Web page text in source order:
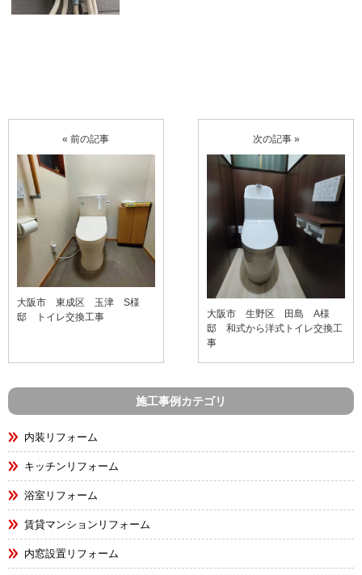
« 前の記事
大阪市 東成区 玉津 S様
邸 トイレ交換工事
次の記事 »
大阪市 生野区 田島 A様
邸 和式から洋式トイレ交換工
事
施工事例カテゴリ
内装リフォーム
キッチンリフォーム
浴室リフォーム
賃貸マンションリフォーム
内窓設置リフォーム